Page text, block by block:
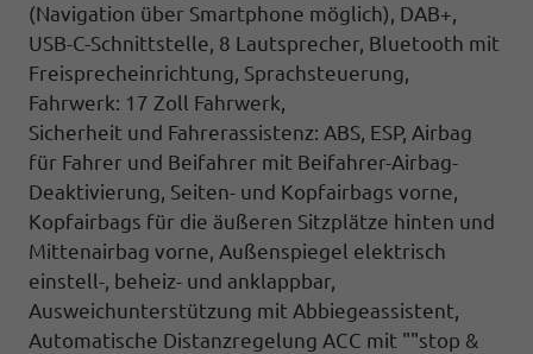
(Navigation über Smartphone möglich), DAB+,
USB-C-Schnittstelle, 8 Lautsprecher, Bluetooth mit
Freisprecheinrichtung, Sprachsteuerung,
Fahrwerk: 17 Zoll Fahrwerk,
Sicherheit und Fahrerassistenz: ABS, ESP, Airbag
für Fahrer und Beifahrer mit Beifahrer-Airbag-
Deaktivierung, Seiten- und Kopfairbags vorne,
Kopfairbags für die äußeren Sitzplätze hinten und
Mittenairbag vorne, Außenspiegel elektrisch
einstell-, beheiz- und anklappbar,
Ausweichunterstützung mit Abbiegeassistent,
Automatische Distanzregelung ACC mit ""stop &